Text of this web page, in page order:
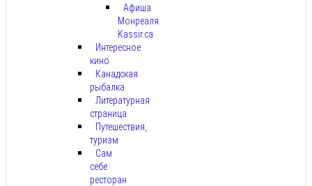
Афиша
Монреаля:
Kassir.ca
Интересное
кино
Канадская
рыбалка
Литературная
страница
Путешествия,
туризм
Сам
себе
ресторан